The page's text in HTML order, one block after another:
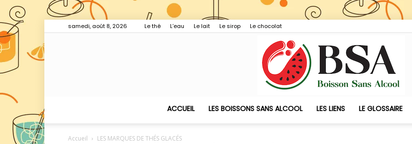
samedi, août 8, 2026 Le thé L’eau Le lait Le sirop Le chocolat
ACCUEIL LES BOISSONS SANS ALCOOL LES LIENS LE GLOSSAIRE
Accueil LES MARQUES DE THÉS GLACÉS